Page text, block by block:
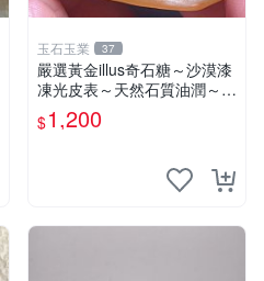
玉石玉業 37
嚴選黃金illus奇石糖～沙漠漆
凍光皮表～天然石質油潤～年
久包漿～光亮滑順～適合賞
玩、珍藏、陳設～到手即送～
$1,200